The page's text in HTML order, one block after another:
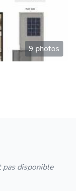
9 photos
disponible